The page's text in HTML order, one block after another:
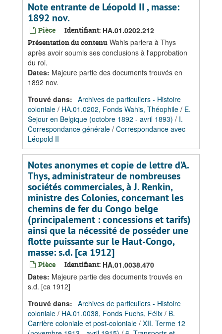
Note entrante de Léopold II , masse:
1892 nov.
Pièce Identifiant: HA.01.0202.212
Présentation du contenu Wahis parlera à Thys
après avoir soumis ses conclusions à l'approbation
du roi.
Dates: Majeure partie des documents trouvés en
1892 nov.
Trouvé dans: Archives de particuliers - Histoire
coloniale / HA.01.0202, Fonds Wahis, Théophile / E.
Sejour en Belgique (octobre 1892 - avril 1893) / I.
Correspondance générale / Correspondance avec
Léopold II
Notes anonymes et copie de lettre d’A.
Thys, administrateur de nombreuses
sociétés commerciales, à J. Renkin,
ministre des Colonies, concernant les
chemins de fer du Congo belge
(principalement : concessions et tarifs)
ainsi que la nécessité de posséder une
flotte puissante sur le Haut-Congo,
masse: s.d. [ca 1912]
Pièce Identifiant: HA.01.0038.470
Dates: Majeure partie des documents trouvés en
s.d. [ca 1912]
Trouvé dans: Archives de particuliers - Histoire
coloniale / HA.01.0038, Fonds Fuchs, Félix / B.
Carrière coloniale et post-coloniale / XII. Terme 12